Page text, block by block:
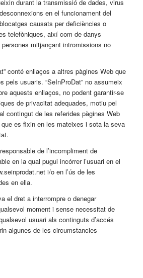
durant la transmissió de dades, virus
en el funcionament del
causats per deficiències o
telefòniques, així com de danys
mitjançant intromissions no
conté enllaços a altres pàgines Web que
pels usuaris. “SeInProDat” no assumeix
aquests enllaços, no podent garantir-se
de privacitat adequades, motiu pel
contingut de les referides pàgines Web
que es fixin en les mateixes i sota la seva
de l’incompliment de
en la qual pugui incórrer l’usuari en el
i/o en l’ús de les
en ella.
el dret a interrompre o denegar
moment i sense necessitat de
usuari als continguts d’accés
algunes de les circumstancies